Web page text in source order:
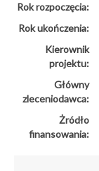
Rok rozpoczęcia:
Rok ukończenia:
Kierownik
projektu:
Główny
zleceniodawca:
Żródło
finansowania: